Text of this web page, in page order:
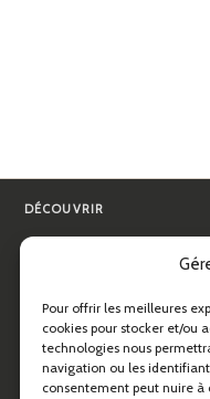
Pour offrir les meilleures
cookies pour stocker et/ou
technologies nous
navigation ou les
consentement peut nuire
DÉCOUVRIR
Certifications
Recettes
Professionnels & B2B
À propos de Pastidea